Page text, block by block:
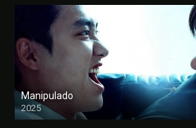
Manipulado
2025